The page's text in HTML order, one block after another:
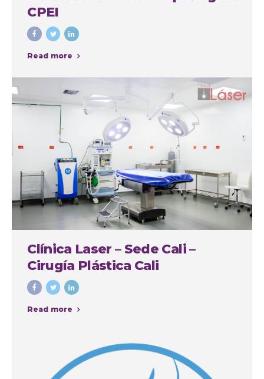
CPEI
Read more
Clínica Laser – Sede Cali –
Cirugía Plástica Cali
Read more